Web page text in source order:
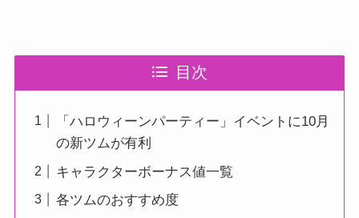
目次
「ハロウィーンパーティー」イベントに10月
の新ツムが有利
キャラクターボーナス値一覧
各ツムのおすすめ度